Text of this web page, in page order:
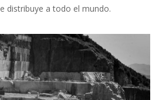
distribuye a todo el mundo.